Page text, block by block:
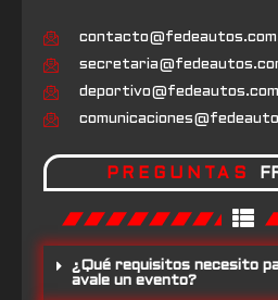
PREGUNTAS
¿Qué requisitos necesito
avale un evento?